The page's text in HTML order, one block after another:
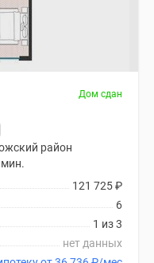
Дом сдан
район
121 725₽
6
1 из 3
нет данных